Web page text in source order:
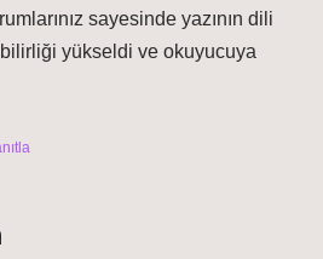
sayesinde yazının dili
yükseldi ve okuyucuya